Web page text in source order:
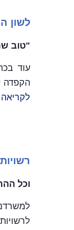
לשון
"טוב
עוד
הקפדה
וכל